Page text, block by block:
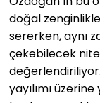
doğal
sererken, aynı
çekebilecek
yayılımı